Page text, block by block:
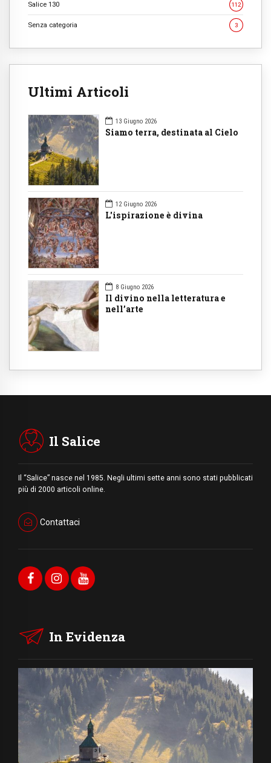
Salice 130 112
Senza categoria 3
Ultimi Articoli
13 Giugno 2026
Siamo terra, destinata al Cielo
12 Giugno 2026
L'ispirazione è divina
8 Giugno 2026
Il divino nella letteratura e
nell’arte
Il Salice
Il “Salice” nasce nel 1985. Negli ultimi sette anni sono stati pubblicati
più di 2000 articoli online.
Contattaci
In Evidenza